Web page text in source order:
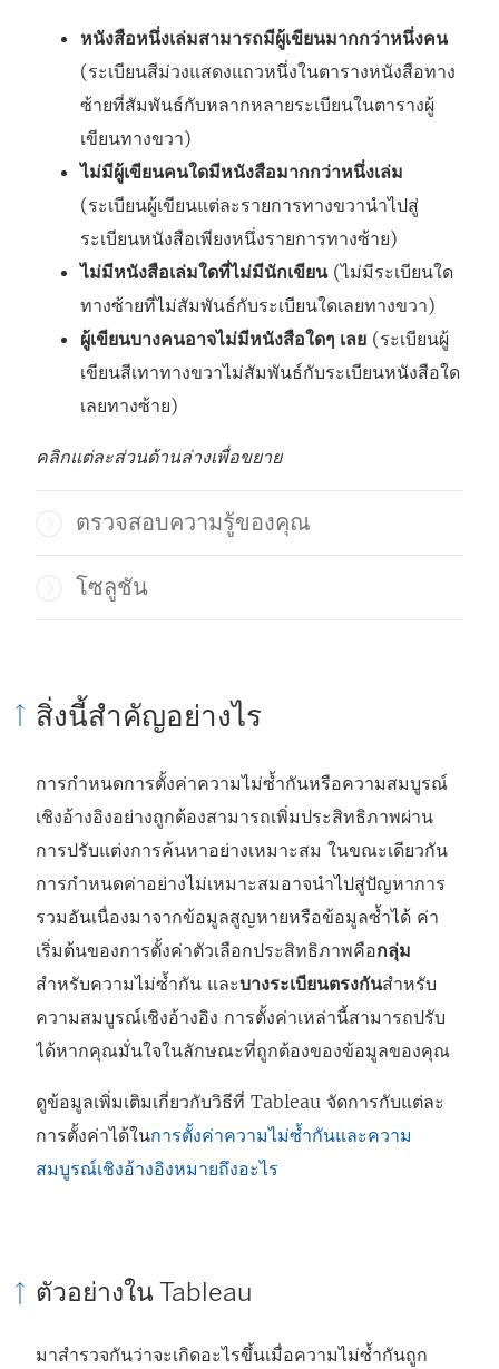
หนังสือหนึ่งเล่มสามารถมีผู้เขียนมากกว่าหนึ่งคน
(ระเบียนสีม่วงแสดงแถวหนึ่งในตารางหนังสือทาง
ซ้ายที่สัมพันธ์กับหลากหลายระเบียนในตารางผู้
เขียนทางขวา)
ไม่มีผู้เขียนคนใดมีหนังสือมากกว่าหนึ่งเล่ม
(ระเบียนผู้เขียนแต่ละรายการทางขวานำไปสู่
ระเบียนหนังสือเพียงหนึ่งรายการทางซ้าย)
ไม่มีหนังสือเล่มใดที่ไม่มีนักเขียน(ไม่มีระเบียนใด
ทางซ้ายที่ไม่สัมพันธ์กับระเบียนใดเลยทางขวา)
ผู้เขียนบางคนอาจไม่มีหนังสือใดๆ เลย (ระเบียนผู้
เขียนสีเทาทางขวาไม่สัมพันธ์กับระเบียนหนังสือใด
เลยทางซ้าย)
คลิกแต่ละส่วนด้านล่างเพื่อขยาย
ตรวจสอบความรู้ของคุณ
โซลูชัน
สิ่งนี้สำคัญอย่างไร
การกำหนดการตั้งค่าความไม่ซ้ำกันหรือความสมบูรณ์
เชิงอ้างอิงอย่างถูกต้องสามารถเพิ่มประสิทธิภาพผ่าน
การปรับแต่งการค้นหาอย่างเหมาะสม ในขณะเดียวกัน
การกำหนดค่าอย่างไม่เหมาะสมอาจนำไปสู่ปัญหาการ
รวมอันเนื่องมาจากข้อมูลสูญหายหรือข้อมูลซ้ำได้ ค่า
เริ่มต้นของการตั้งค่าตัวเลือกประสิทธิภาพคือกลุ่ม
สำหรับความไม่ซ้ำกัน และบางระเบียนตรงกันสำหรับ
ความสมบูรณ์เชิงอ้างอิง การตั้งค่าเหล่านี้สามารถปรับ
ได้หากคุณมั่นใจในลักษณะที่ถูกต้องของข้อมูลของคุณ
ดูข้อมูลเพิ่มเติมเกี่ยวกับวิธีที่ Tableau จัดการกับแต่ละ
การตั้งค่าได้ในการตั้งค่าความไม่ซ้ำกันและความ
สมบูรณ์เชิงอ้างอิงหมายถึงอะไร
ตัวอย่างใน Tableau
มาสำรวจกันว่าจะเกิดอะไรขึ้นเมื่อความไม่ซ้ำกันถูก